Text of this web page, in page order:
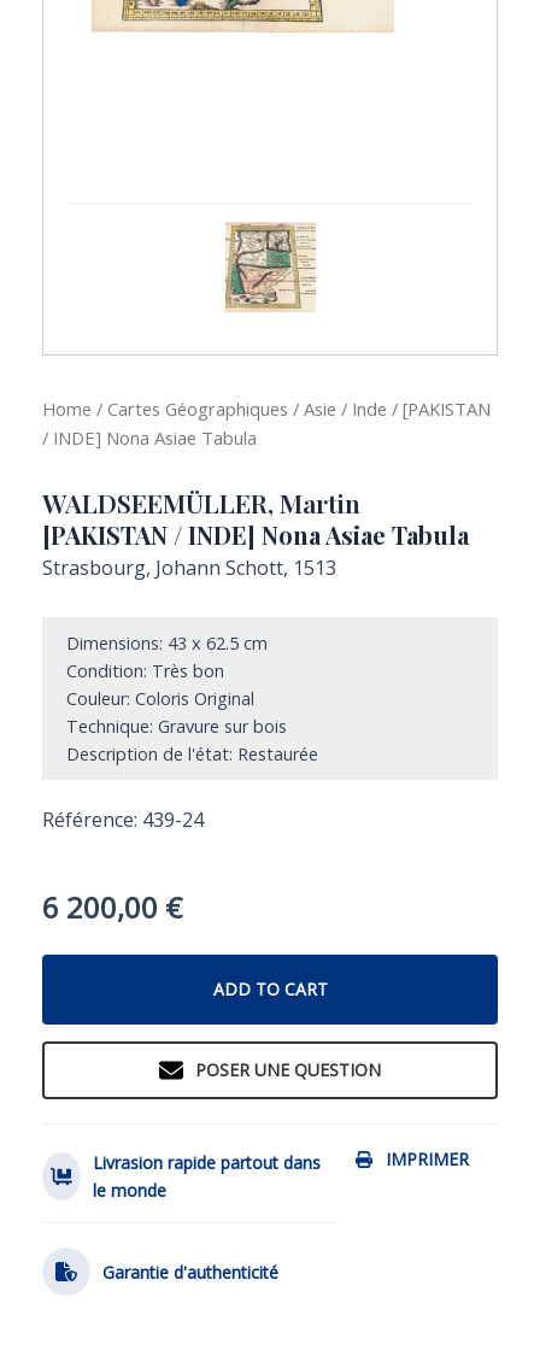
Home / Cartes Géographiques / Asie / Inde / [PAKISTAN
/ INDE] Nona Asiae Tabula
WALDSEEMÜLLER, Martin
[PAKISTAN / INDE] Nona Asiae Tabula
Strasbourg, Johann Schott, 1513
Dimensions: 43 x 62.5 cm
Condition: Très bon
Couleur: Coloris Original
Technique: Gravure sur bois
Description de l'état: Restaurée
Référence: 439-24
6 200,00 €
ADD TO CART
POSER UNE QUESTION
IMPRIMER
Livrasion rapide partout dans
le monde
Garantie d'authenticité